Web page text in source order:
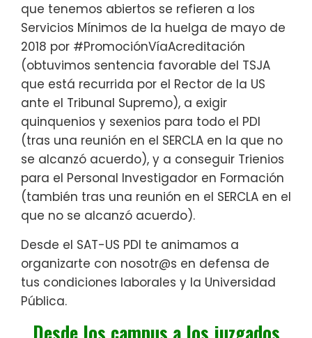
que tenemos abiertos se refieren a los
Servicios Mínimos de la huelga de mayo de
2018 por #PromociónVíaAcreditación
(obtuvimos sentencia favorable del TSJA
que está recurrida por el Rector de la US
ante el Tribunal Supremo), a exigir
quinquenios y sexenios para todo el PDI
(tras una reunión en el SERCLA en la que no
se alcanzó acuerdo), y a conseguir Trienios
para el Personal Investigador en Formación
(también tras una reunión en el SERCLA en el
que no se alcanzó acuerdo).
Desde el SAT-US PDI te animamos a
organizarte con nosotr@s en defensa de
tus condiciones laborales y la Universidad
Pública.